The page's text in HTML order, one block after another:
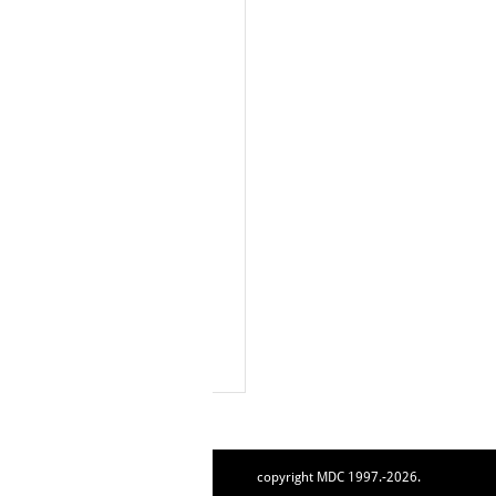
copyright MDC 1997.-2026.